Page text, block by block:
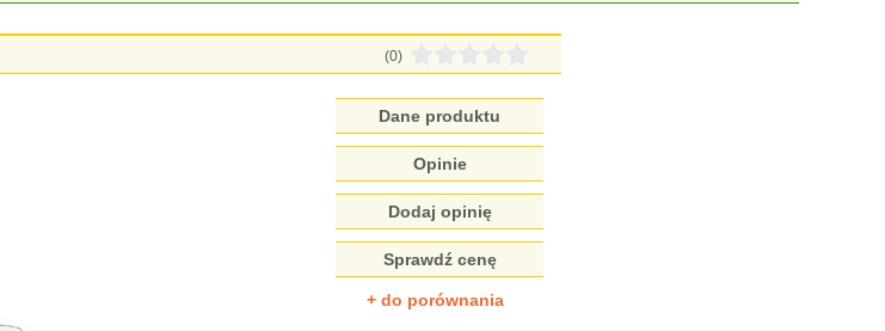
(0)
Dane produktu
Opinie
Dodaj opinię
Sprawdź cenę
+ do porównania